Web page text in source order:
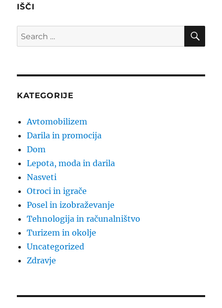
IŠČI
Search
for:
KATEGORIJE
Avtomobilizem
Darila in promocija
Dom
Lepota, moda in darila
Nasveti
Otroci in igrače
Posel in izobraževanje
Tehnologija in računalništvo
Turizem in okolje
Uncategorized
Zdravje